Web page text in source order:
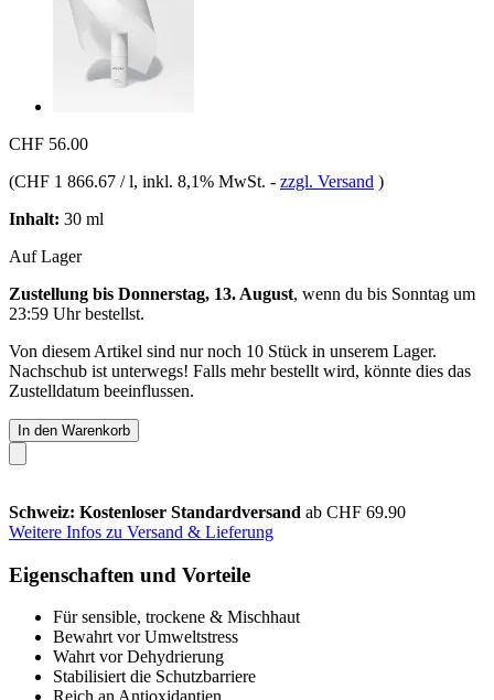
CHF 56.00
(CHF 1 866.67 / l, inkl. 8,1% MwSt. - zzgl. Versand )
Inhalt: 30 ml
Auf Lager
Zustellung bis Donnerstag, 13. August, wenn du bis Sonntag um
23:59 Uhrbestellst.
Von diesem Artikel sind nur noch 10 Stück in unserem Lager.
Nachschub ist unterwegs! Falls mehr bestellt wird, könnte dies das
Zustelldatum beeinflussen.
In den Warenkorb
Schweiz: Kostenloser Standardversand ab CHF 69.90
Weitere Infos zu Versand & Lieferung
Eigenschaften und Vorteile
Für sensible, trockene & Mischhaut
Bewahrt vor Umweltstress
Wahrt vor Dehydrierung
Stabilisiert die Schutzbarriere